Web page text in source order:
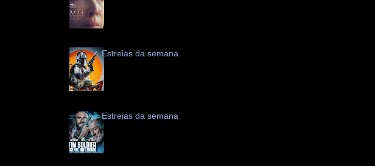
Estreias da semana
Estreias da semana